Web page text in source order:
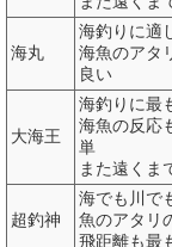
海丸
海釣りに適
海魚のアタ
良い
大海王
海釣りに最
海魚の反応
単
また遠くま
超釣神
海でも川で
魚のアタリ
飛距離も最